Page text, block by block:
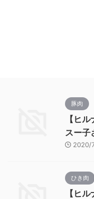
豚肉
【ヒ
スー子
2020/
ひき肉
【ヒ